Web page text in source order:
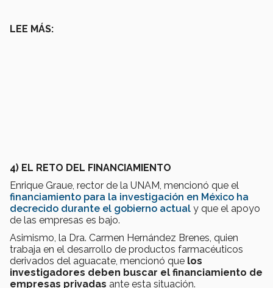
LEE MÁS:
4) EL RETO DEL FINANCIAMIENTO
Enrique Graue, rector de la UNAM, mencionó que el
financiamiento para la investigación en México ha
decrecido durante el gobierno actual y que el apoyo
de las empresas es bajo.
Asimismo, la Dra. Carmen Hernández Brenes, quien
trabaja en el desarrollo de productos farmacéuticos
derivados del aguacate, mencionó que los
investigadores deben buscar el financiamiento de
empresas privadas ante esta situación.